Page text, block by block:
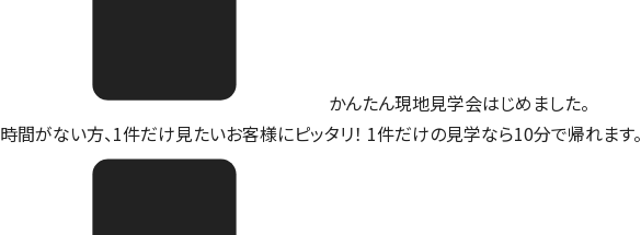
かんたん現地見学会はじめました。
時間がない方、1件だけ見たいお客様にピッタリ！ 1件だけの見学なら10分で帰れます。